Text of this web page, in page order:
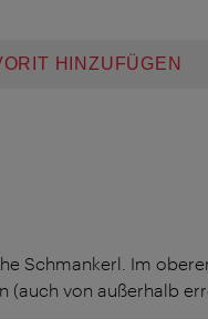
HINZUFÜGEN
Schmankerl. Im
von außerhalb